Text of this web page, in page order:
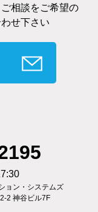
相談をご希望の
せ下さい
ョン・システムズ
2 神谷ビル7F